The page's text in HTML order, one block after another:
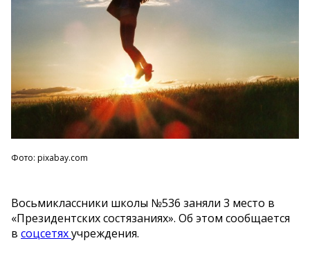
Фото: pixabay.com
Восьмиклассники школы №536 заняли 3 место в
«Президентских состязаниях». Об этом сообщается
в соцсетяхучреждения.